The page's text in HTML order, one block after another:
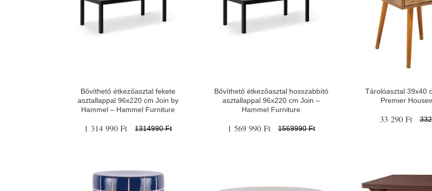
Bővíthető étkezőasztal fekete
asztallappal 96x220 cm Join by
Hammel – Hammel Furniture
1 314 990 Ft 1314990 Ft
Bővíthető étkezőasztal hosszabbító
asztallappal 96x220 cm Join –
Hammel Furniture
1 569 990 Ft 1569990 Ft
Tárolóasztal 39x40
Premier
33 290 Ft